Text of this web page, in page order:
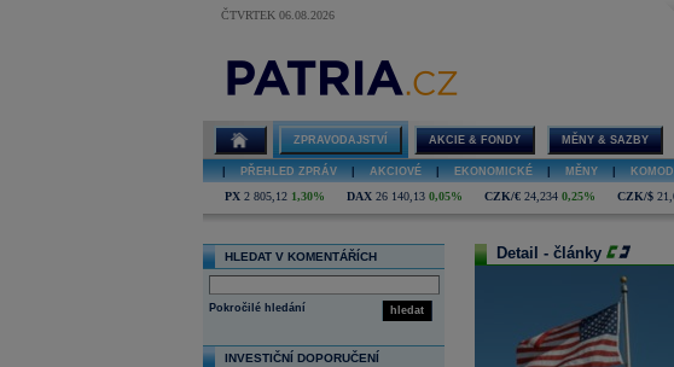
ČTVRTEK 06.08.2026
ZPRAVODAJSTVÍ AKCIE & FONDY MĚNY & SAZBY
PŘEHLED ZPRÁV AKCIOVÉ EKONOMICKÉ MĚNY
PX 2 805,12 1,30% DAX 26 140,13 0,05% CZK/€ 24,234 0,25% CZK/$
HLEDAT V KOMENTÁŘÍCH
hledat
Pokročilé hledání
INVESTIČNÍ DOPORUČENÍ
Detail - články